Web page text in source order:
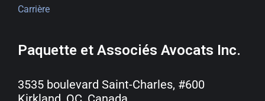
Carrière
Paquette et Associés Avocats Inc.
3535 boulevard Saint-Charles, #600